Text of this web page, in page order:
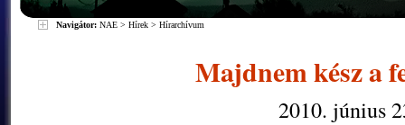
Navigátor: NAE > Hírek > Hírarchívum
Majdnem kész a
2010. június